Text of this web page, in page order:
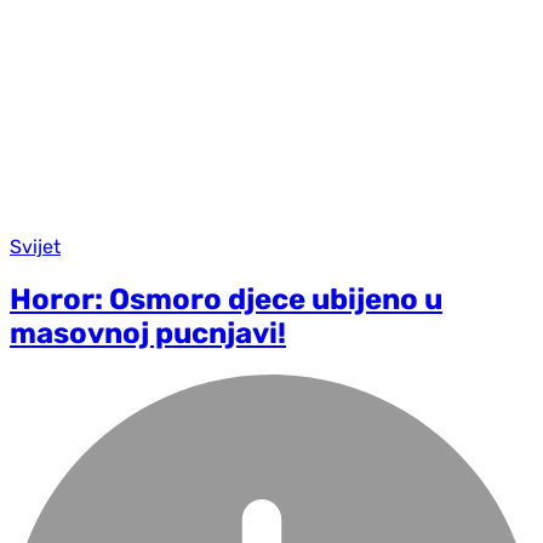
Svijet
Horor: Osmoro djece ubijeno u
masovnoj pucnjavi!